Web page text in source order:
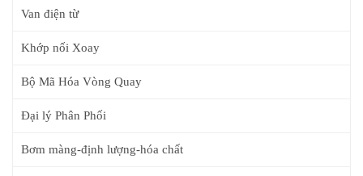
Van điện từ
Khớp nối Xoay
Bộ Mã Hóa Vòng Quay
Đại lý Phân Phối
Bơm màng-định lượng-hóa chất